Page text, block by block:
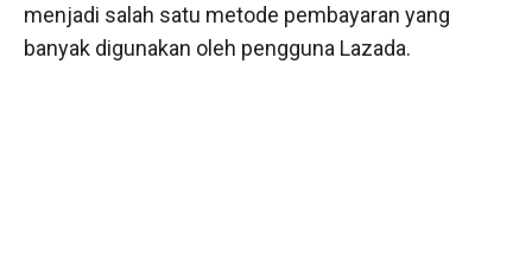
menjadi salah satu metode pembayaran yang
banyak digunakan oleh pengguna Lazada.